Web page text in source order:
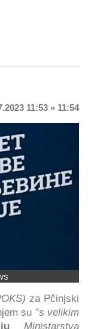
11:53 » 11:54
za Pčinjski
su "s velikim
Ministarstva